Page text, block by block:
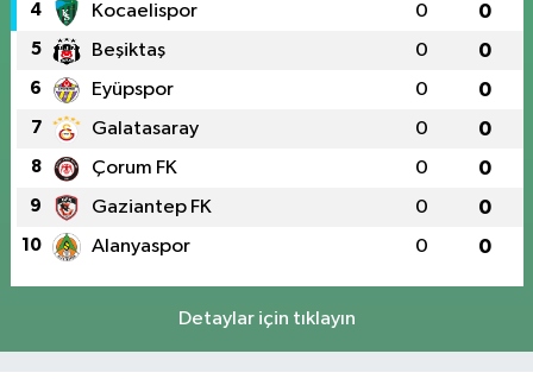
4 Kocaelispor 0 0
5 Beşiktaş 0 0
6 Eyüpspor 0 0
7 Galatasaray 0 0
8 Çorum FK 0 0
9 Gaziantep FK 0 0
10 Alanyaspor 0 0
Detaylar için tıklayın